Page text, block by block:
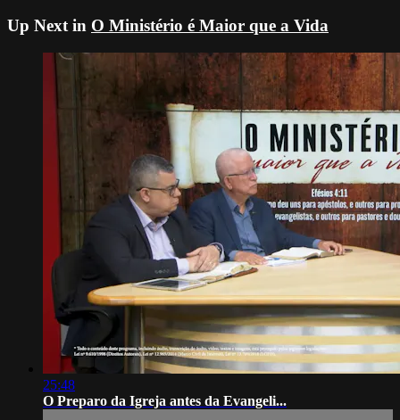
Up Next in O Ministério é Maior que a Vida
25:48
O Preparo da Igreja antes da Evangeli...